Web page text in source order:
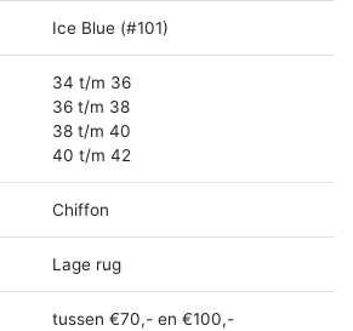
Ice Blue (#101)
34 t/m 36
36 t/m 38
38 t/m 40
40 t/m 42
Chiffon
Lage rug
tussen €70,- en €100,-